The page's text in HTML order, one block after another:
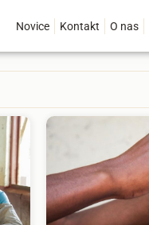
Novice Kontakt O nas